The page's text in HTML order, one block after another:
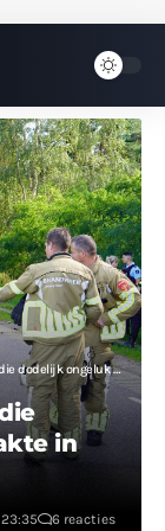
veroorzaakte in Weert
in
6 reacties